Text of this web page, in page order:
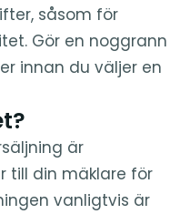
såsom för
Gör en noggrann
innan du väljer en
är
till din mäklare för
vanligtvis är